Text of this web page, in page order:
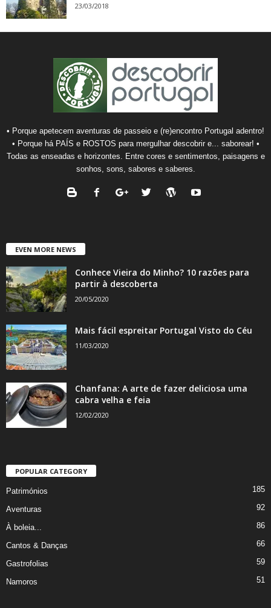
23/03/2018
• Porque apetecem aventuras de passeio e (re)encontro Portugal adentro!
• Porque há PAÍS e ROSTOS para mergulhar descobrir e... saborear! •
Todas as enseadas e horizontes. Entre cores e sentimentos, paisagens e
sonhos, sons, sabores e saberes.
EVEN MORE NEWS
Conhece Vieira do Minho? 10 razões para
partir à descoberta
20/05/2020
Mais fácil espreitar Portugal Visto do Céu
11/03/2020
Chanfana: A arte de fazer deliciosa uma
cabra velha e feia
12/02/2020
POPULAR CATEGORY
Patrimónios 185
Aventuras 92
À boleia... 86
Cantos & Danças 66
Gastrofolias 59
Namoros 51